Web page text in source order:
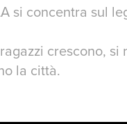
si concentra sul
crescono, si
la città.